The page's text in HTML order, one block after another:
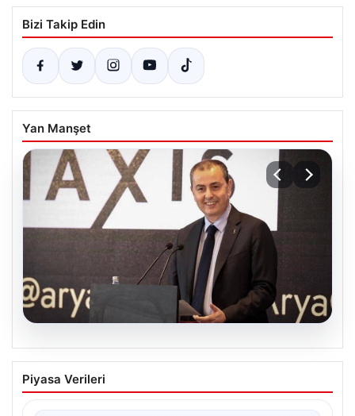
Bizi Takip Edin
Yan Manşet
07.08.2026
İş Bankası’nda Yönetim Kadrosunda
Önemli Değişiklik: Hakan Aran Görevini
Piyasa Verileri